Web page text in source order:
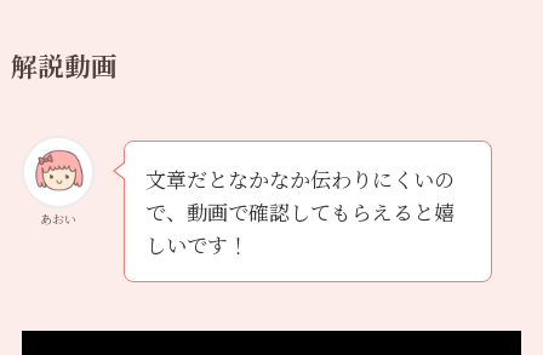
解説動画
あおい
文章だとなかなか伝わりにくいの
で、動画で確認してもらえると嬉
しいです！